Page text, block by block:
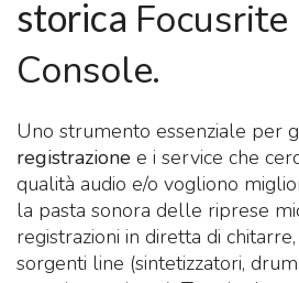
storica
Console.
Uno strumento essenziale per
registrazione e i service che
qualità audio e/o vogliono
la pasta sonora delle riprese
registrazioni in diretta di
sorgenti line (sintetizzatori,